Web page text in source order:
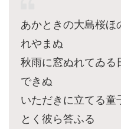
あかときの大島桜ほ
れやまぬ
秋雨に窓ぬれてゐる
できぬ
いただきに立てる童
とく彼ら答ふる